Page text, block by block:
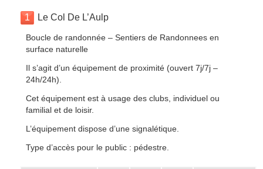
1 Le Col De L’Aulp
Boucle de randonnée – Sentiers de Randonnees en
surface naturelle
Il s’agit d’un équipement de proximité (ouvert 7j/7j –
24h/24h).
Cet équipement est à usage des clubs, individuel ou
familial et de loisir.
L’équipement dispose d’une signalétique.
Type d’accès pour le public : pédestre.